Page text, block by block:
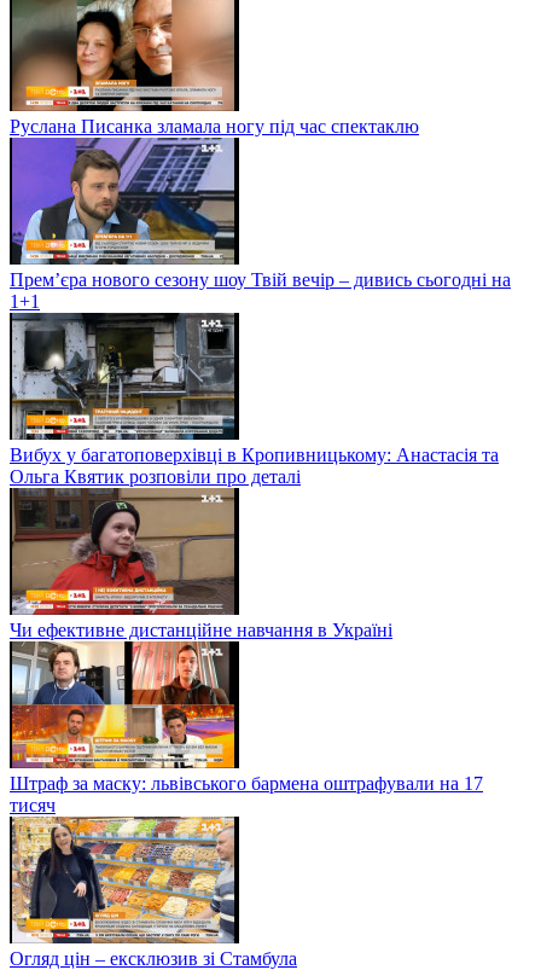
Руслана Писанка зламала ногу під час спектаклю
Прем’єра нового сезону шоу Твій вечір – дивись сьогодні на
1+1
Вибух у багатоповерхівці в Кропивницькому: Анастасія та
Ольга Квятик розповіли про деталі
Чи ефективне дистанційне навчання в Україні
Штраф за маску: львівського бармена оштрафували на 17
тисяч
Огляд цін – ексклюзив зі Стамбула